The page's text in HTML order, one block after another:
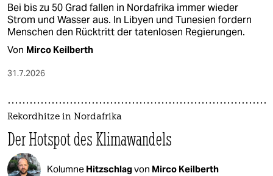
Bei bis zu 50 Grad fallen in Nordafrika immer wieder
Strom und Wasser aus. In Libyen und Tunesien fordern
Menschen den Rücktritt der tatenlosen Regierungen.
Von Mirco Keilberth
31.7.2026
Rekordhitze in Nordafrika
Der Hotspot des Klimawandels
Kolumne Hitzschlagvon Mirco Keilberth